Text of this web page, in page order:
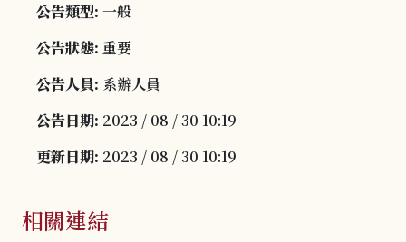
公告類型: 一般
公告狀態: 重要
公告人員: 系辦人員
公告日期: 2023 / 08 / 30 10:19
更新日期: 2023 / 08 / 30 10:19
相關連結